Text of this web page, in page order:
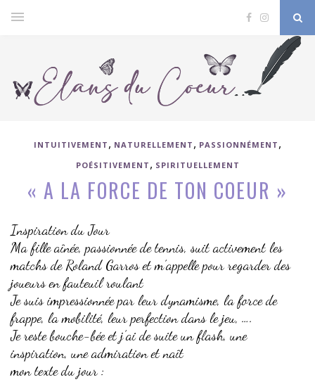
INTUITIVEMENT , NATURELLEMENT , PASSIONNÉMENT ,
POÉSITIVEMENT , SPIRITUELLEMENT
« A LA FORCE DE TON COEUR »
Inspiration du Jour
Ma fille aînée, passionnée de tennis, suit activement les
matchs de Roland Garros et m’appelle pour regarder des
joueurs en fauteuil roulant
Je suis impressionnée par leur dynamisme, la force de
frappe, la mobilité, leur perfection dans le jeu, ….
Je reste bouche-bée et j’ai de suite un flash, une
inspiration, une admiration et naît
mon texte du jour :